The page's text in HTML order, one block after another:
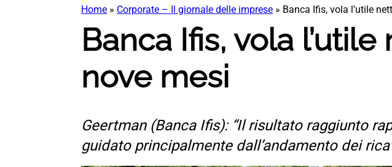
Home » Corporate – Il giornale delle imprese » Banca Ifis, vola l’utile
Banca Ifis, vola
nove mesi
Geertman (Banca Ifis): “Il risultato raggiunto
guidato principalmente dall’andamento dei